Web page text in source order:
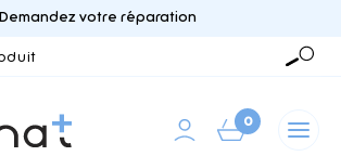
Demandez votre réparation
0